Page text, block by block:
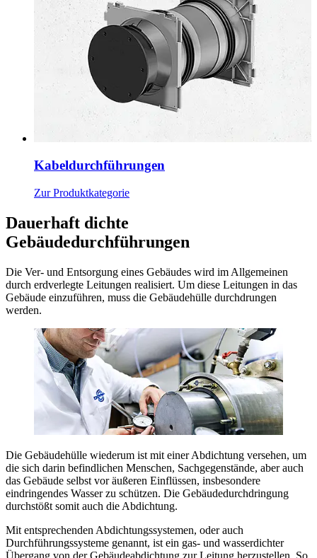
Kabeldurchführungen
Zur Produktkategorie
Dauerhaft dichte
Gebäudedurchführungen
Die Ver- und Entsorgung eines Gebäudes wird im Allgemeinen
durch erdverlegte Leitungen realisiert. Um diese Leitungen in das
Gebäude einzuführen, muss die Gebäudehülle durchdrungen
werden.
Die Gebäudehülle wiederum ist mit einer Abdichtung versehen, um
die sich darin befindlichen Menschen, Sachgegenstände, aber auch
das Gebäude selbst vor äußeren Einflüssen, insbesondere
eindringendes Wasser zu schützen. Die Gebäudedurchdringung
durchstößt somit auch die Abdichtung.
Mit entsprechenden Abdichtungssystemen, oder auch
Durchführungssysteme genannt, ist ein gas- und wasserdichter
Übergang von der Gebäudeabdichtung zur Leitung herzustellen. So